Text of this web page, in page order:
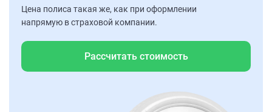
Цена полиса такая же, как при оформлении
напрямую в страховой компании.
Рассчитать стоимость